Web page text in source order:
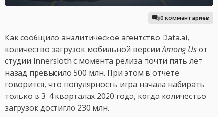
0 комментариев
Как сообщило аналитическое агентство Data.ai,
количество загрузок мобильной версииAmong Usот
студии Innersloth с момента релиза почти пять лет
назад превысило 500 млн. При этом в отчете
говорится, что популярность игра начала набирать
только в 3-4 кварталах 2020 года, когда количество
загрузок достигло 230 млн.